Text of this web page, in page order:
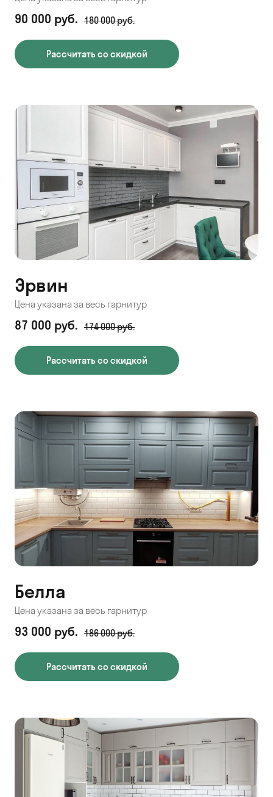
90 000 руб. 180 000 руб.
Рассчитать со скидкой
Эрвин
Цена указана за весь гарнитур
87 000 руб. 174 000 руб.
Рассчитать со скидкой
Белла
Цена указана за весь гарнитур
93 000 руб. 186 000 руб.
Рассчитать со скидкой